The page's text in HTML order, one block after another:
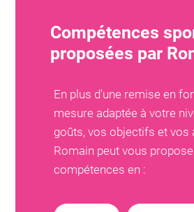
Compétences
proposées par
En plus d'une remise en
mesure adaptée à votre
goûts, vos objectifs et vos
Romain peut vous
compétences en :